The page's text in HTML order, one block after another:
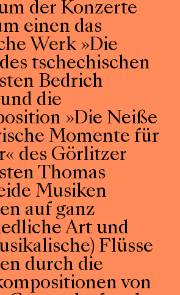
der Konzerte
einen das
Werk »Die
tschechischen
Bedrich
die
»Die Neiße
Momente für
des Görlitzer
Thomas
Musiken
auf ganz
Art und
Flüsse
durch die
von